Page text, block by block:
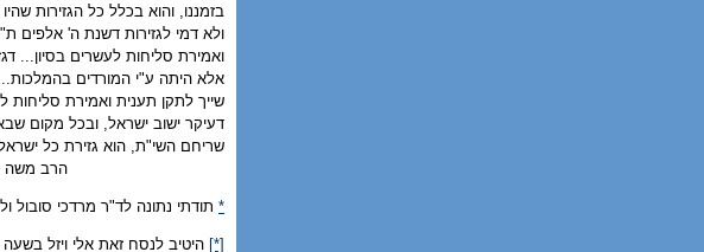
בזמננו, והוא בכלל כל הגזירות
ולא דמי לגזירות דשנת ה' אלפים
ואמירת סליחות לעשרים בסיון...
אלא היתה ע"י המורדים
שייך לתקן תענית ואמירת סליחות
דעיקר ישוב ישראל, ובכל מקום
שריחם השי"ת, הוא גזירת כל ישראל,
הרב משה פיינשטיין,
* תודתי נתונה לד"ר מרדכי
[*] היטיב לנסח זאת אלי ויזל